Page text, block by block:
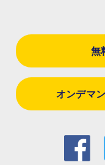
無
オンデマ